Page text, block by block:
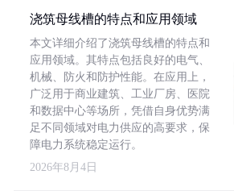
浇筑母线槽的特点和应用领域
本文详细介绍了浇筑母线槽的特点和
应用领域。其特点包括良好的电气、
机械、防火和防护性能。在应用上，
广泛用于商业建筑、工业厂房、医院
和数据中心等场所，凭借自身优势满
足不同领域对电力供应的高要求，保
障电力系统稳定运行。
2026年8月4日